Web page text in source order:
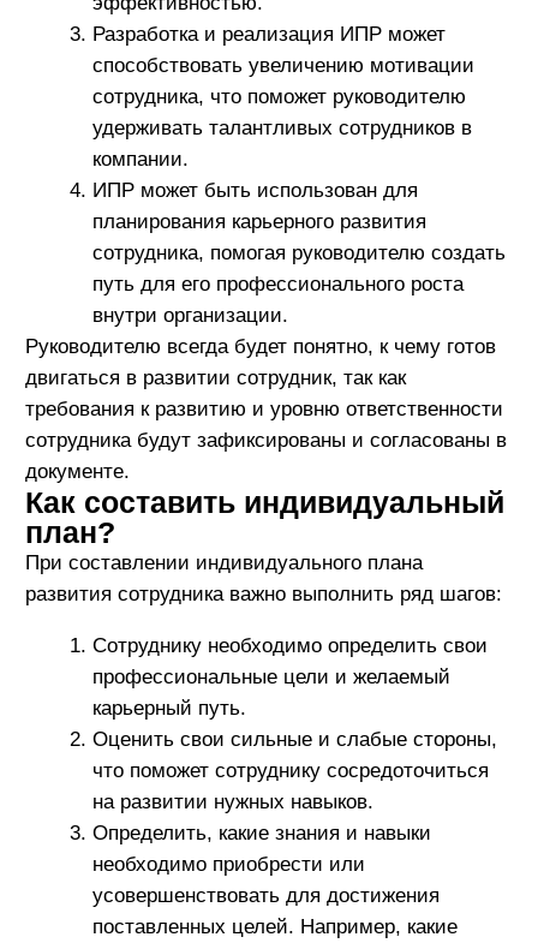
поставленных целей. Например, какие
курсы стоит пройти и какие навыки
Установить конкретные сроки для
достижения поставленных целей и задач,
чтобы иметь четкий план действий.
Кроме того, важно:
Учесть мнение руководителя или
обеспечить поддержку и оценку своих
усилий.
развития должен быть гибким и подлежать
корректировке в зависимости от
изменяющихся обстоятельств и
потребностей.
Индивидуальный план развития является мощным
инструментом для определения
сотрудника. Путем четкого определения целей,
анализа сильных и слабых сторон, установления
обучающих задач и временных рамок сотрудник
может эффективно развиваться и достигать
успеха в своей карьере.
Руководитель играет важную роль в поддержке
индивидуального плана развития. Путем
ресурсов руководитель способен помочь
сотруднику достичь его профессиональных целей
Индивидуальный план развития должен быть
динамичным документом, который регулярно
изменяющимися обстоятельствами и
потребностями. Только такой подход позволит
сотруднику эффективно развиваться и достигать
деятельности.